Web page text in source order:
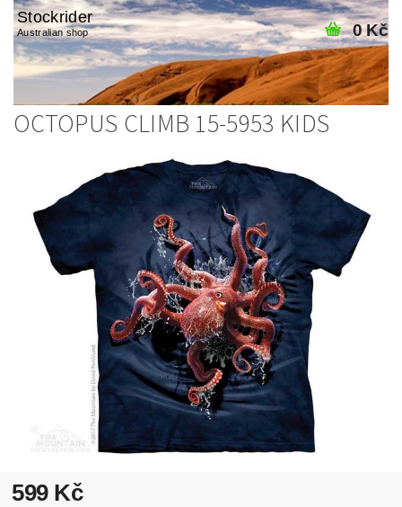
Stockrider
Australian shop 0 Kč
OCTOPUS CLIMB 15-5953 KIDS
599 Kč